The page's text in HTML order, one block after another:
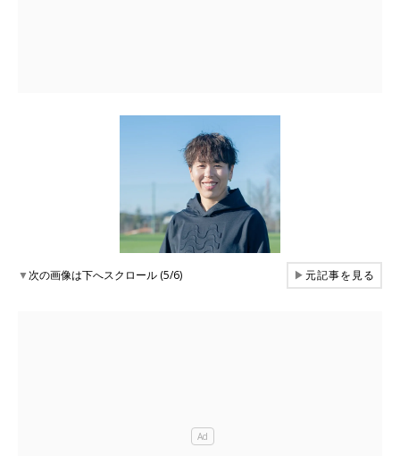
▼次の画像は下へスクロール (5/6) ▶元記事を見る